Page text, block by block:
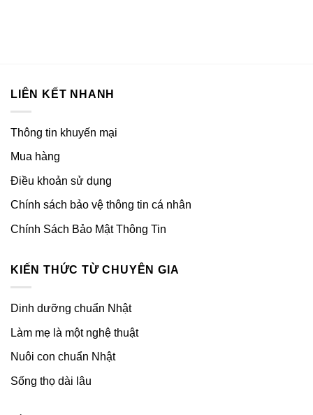
LIÊN KẾT NHANH
Thông tin khuyến mại
Mua hàng
Điều khoản sử dụng
Chính sách bảo vệ thông tin cá nhân
Chính Sách Bảo Mật Thông Tin
KIẾN THỨC TỪ CHUYÊN GIA
Dinh dưỡng chuẩn Nhật
Làm mẹ là một nghệ thuật
Nuôi con chuẩn Nhật
Sống thọ dài lâu